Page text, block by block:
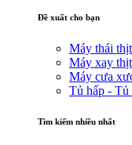
Đề xuất cho bạn
Máy thái thịt
Máy xay thịt
Máy cưa
Tủ hấp - Tủ
Tìm kiếm nhiều nhất